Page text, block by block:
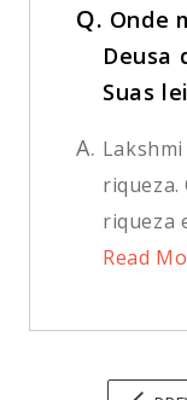
Q. Onde
Deusa
Suas
A.
riqueza.
riqueza
Read